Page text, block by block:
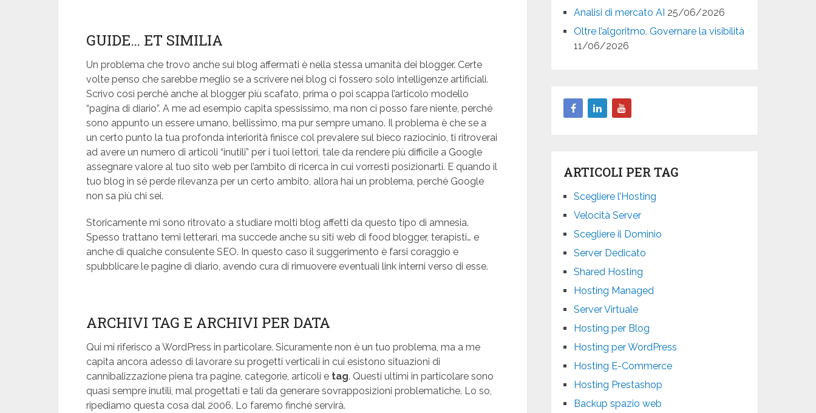
GUIDE… ET SIMILIA
Un problema che trovo anche sui blog affermati è nella stessa umanità dei blogger. Certe
volte penso che sarebbe meglio se a scrivere nei blog ci fossero solo intelligenze artificiali.
Scrivo così perché anche al blogger più scafato, prima o poi scappa l’articolo modello
“pagina di diario”. A me ad esempio capita spessissimo, ma non ci posso fare niente, perché
sono appunto un essere umano, bellissimo, ma pur sempre umano. Il problema è che se a
un certo punto la tua profonda interiorità finisce col prevalere sul bieco raziocinio, ti ritroverai
ad avere un numero di articoli “inutili” per i tuoi lettori, tale da rendere più difficile a Google
assegnare valore al tuo sito web per l’ambito di ricerca in cui vorresti posizionarti. E quando il
tuo blog in sé perde rilevanza per un certo ambito, allora hai un problema, perché Google
non sa più chi sei.
Storicamente mi sono ritrovato a studiare molti blog affetti da questo tipo di amnesia.
Spesso trattano temi letterari, ma succede anche su siti web di food blogger, terapisti… e
anche di qualche consulente SEO. In questo caso il suggerimento è farsi coraggio e
spubblicare le pagine di diario, avendo cura di rimuovere eventuali link interni verso di esse.
ARCHIVI TAG E ARCHIVI PER DATA
Qui mi riferisco a WordPress in particolare. Sicuramente non è un tuo problema, ma a me
capita ancora adesso di lavorare su progetti verticali in cui esistono situazioni di
cannibalizzazione piena tra pagine, categorie, articoli e tag. Questi ultimi in particolare sono
quasi sempre inutili, mal progettati e tali da generare sovrapposizioni problematiche. Lo so,
ripediamo questa cosa dal 2006. Lo faremo finché servirà.
Analisi di mercato AI 25/06/2026
Oltre l’algoritmo. Governare la visibilità
11/06/2026
ARTICOLI PER TAG
Scegliere l’Hosting
Velocità Server
Scegliere il Dominio
Server Dedicato
Shared Hosting
Hosting Managed
Server Virtuale
Hosting per Blog
Hosting per WordPress
Hosting E-Commerce
Hosting Prestashop
Backup spazio web